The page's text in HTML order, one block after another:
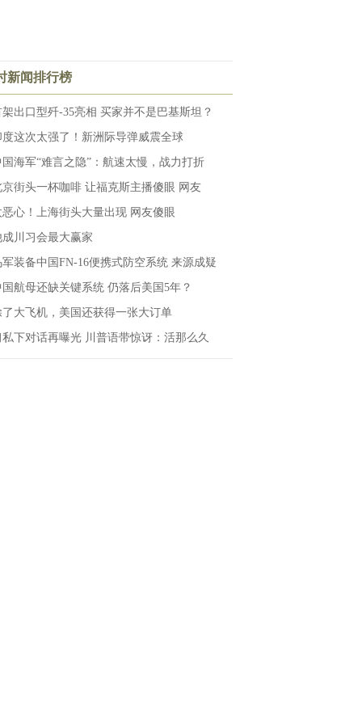
新闻排行榜
架出口型歼-35亮相 买家并不是巴基斯坦？
度这次太强了！新洲际导弹威震全球
国海军“难言之隐”：航速太慢，战力打折
京街头一杯咖啡 让福克斯主播傻眼 网友
恶心！上海街头大量出现 网友傻眼
成川习会最大赢家
军装备中国FN-16便携式防空系统 来源成疑
国航母还缺关键系统 仍落后美国5年？
了大飞机，美国还获得一张大订单
私下对话再曝光 川普语带惊讶：活那么久